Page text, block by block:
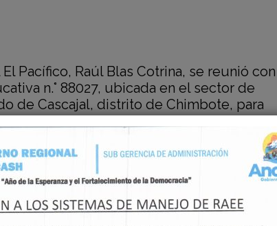
Pacífico, Raúl Blas Cotrina, se reunió con
n.° 88027, ubicada en el sector de
de Cascajal, distrito de Chimbote, para
sobre el estado actual del expediente
del nuevo colegio.
al director del plantel, Jorge Olivera
educativa, que el expediente
de revisión.